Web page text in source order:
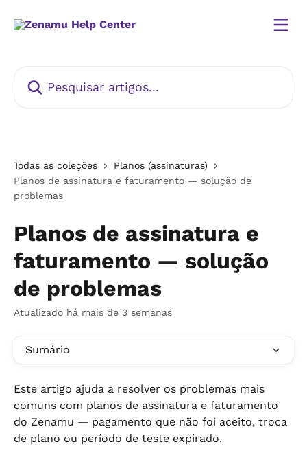
Todas as coleções
Planos (assinaturas)
Planos de assinatura e faturamento — solução de
problemas
Planos de assinatura e
faturamento — solução
de problemas
Atualizado há mais de 3 semanas
Sumário
Este artigo ajuda a resolver os problemas mais
comuns com planos de assinatura e faturamento
do Zenamu — pagamento que não foi aceito, troca
de plano ou período de teste expirado.